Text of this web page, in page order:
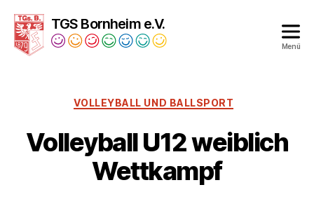
TGS Bornheim e.V.
Menü
VOLLEYBALL UND BALLSPORT
Volleyball U12 weiblich
Wettkampf